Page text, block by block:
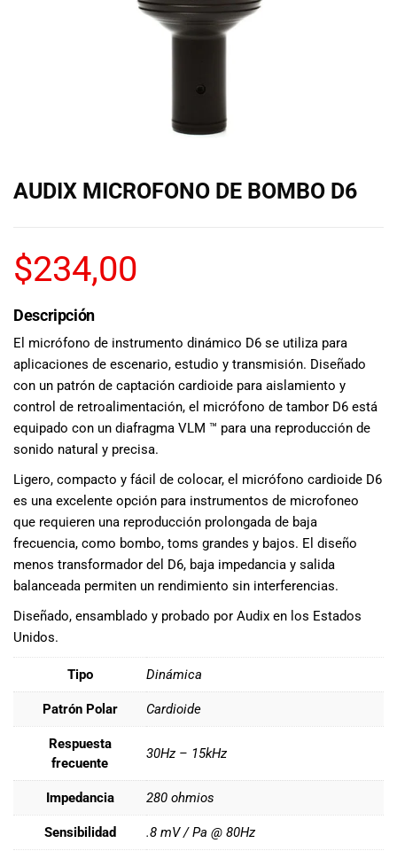
marcas del
mercado,
hasta
amplificadores,
También
accesorios
para satisfacer
todas las
necesidades
musicales.
Nuestro equipo
música está
aquí para
ayudarte a
encontrar el
instrumento o
equipo de
audio
adecuado para
ti, y ofrecerte el
al cliente
posible.
Además,
ofrecemos
precios
competitivos y
promociones
especiales
para nuestros
clientes. Ven a
AUDIX MICROFONO DE BOMBO D6
$234,00
Descripción
El micrófono de instrumento dinámico D6 se utiliza para
aplicaciones de escenario, estudio y transmisión. Diseñado
con un patrón de captación cardioide para aislamiento y
control de retroalimentación, el micrófono de tambor D6 está
equipado con un diafragma VLM ™ para una reproducción de
sonido natural y precisa.
Ligero, compacto y fácil de colocar, el micrófono cardioide D6
es una excelente opción para instrumentos de microfoneo
que requieren una reproducción prolongada de baja
frecuencia, como bombo, toms grandes y bajos. El diseño
menos transformador del D6, baja impedancia y salida
balanceada permiten un rendimiento sin interferencias.
Diseñado, ensamblado y probado por Audix en los Estados
Unidos.
Tipo Dinámica
Patrón Polar Cardioide
Respuesta
frecuente
30Hz – 15kHz
Impedancia 280 ohmios
Sensibilidad .8 mV / Pa @ 80Hz